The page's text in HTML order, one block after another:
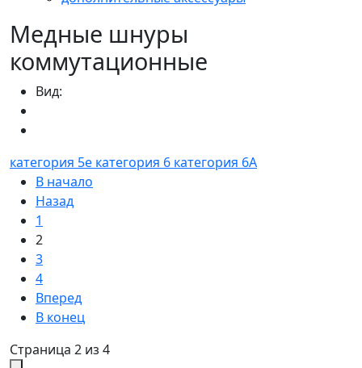
Медные шнуры
коммутационные
Вид:
категория 5e категория 6 категория 6A
В начало
Назад
1
2
3
4
Вперед
В конец
Страница 2 из 4